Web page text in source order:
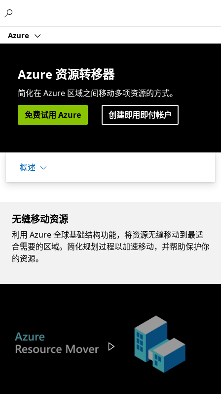
Azure
Azure 资源转移器
简化在 Azure 区域之间移动多项资源的方式。
免费试用 Azure
创建即用即付帐户
概述
无缝移动资源
利用 Azure 全球基础结构功能，将资源无缝移动到最适
合需要的区域。简化规划过程以加速移动，并帮助保护你
的资源。